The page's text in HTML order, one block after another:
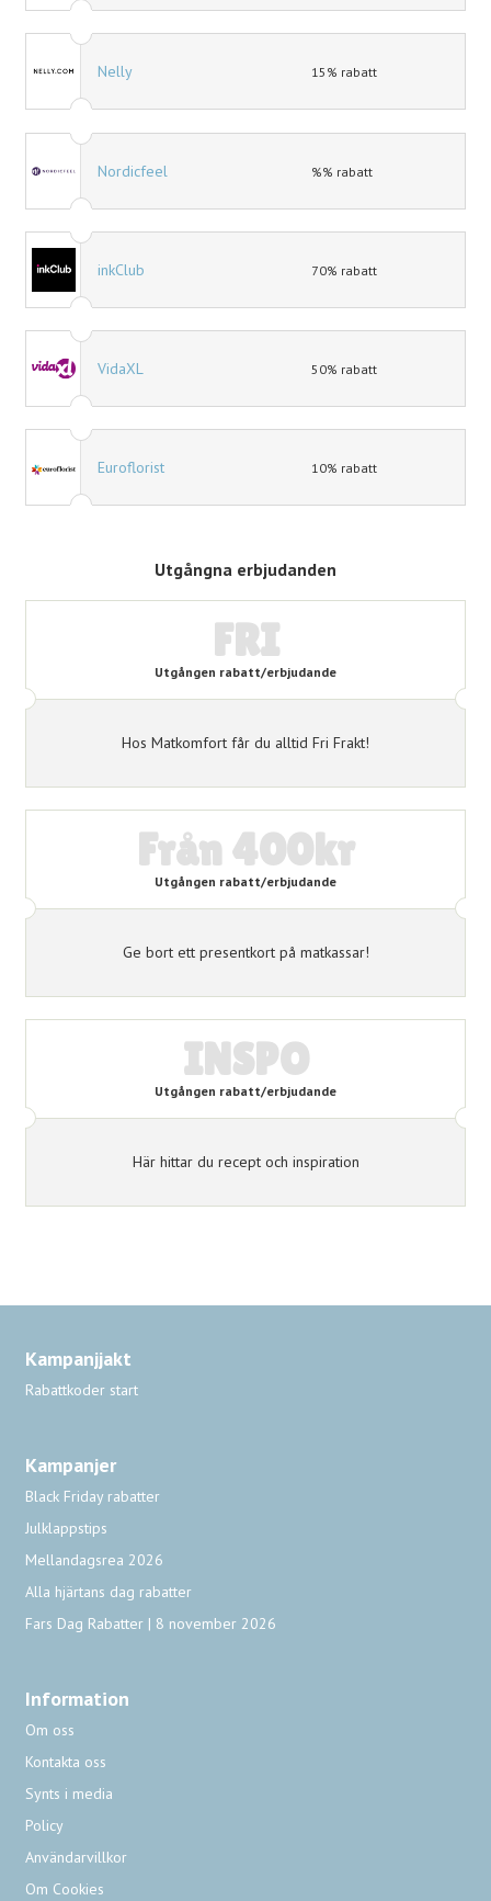
Nelly 15% rabatt
Nordicfeel %% rabatt
inkClub 70% rabatt
VidaXL 50% rabatt
Euroflorist 10% rabatt
Utgångna erbjudanden
FRI
Utgången rabatt/erbjudande
Hos Matkomfort får du alltid Fri Frakt!
Från 400kr
Utgången rabatt/erbjudande
Ge bort ett presentkort på matkassar!
INSPO
Utgången rabatt/erbjudande
Här hittar du recept och inspiration
Kampanjjakt
Rabattkoder start
Kampanjer
Black Friday rabatter
Julklappstips
Mellandagsrea 2026
Alla hjärtans dag rabatter
Fars Dag Rabatter | 8 november 2026
Information
Om oss
Kontakta oss
Synts i media
Policy
Användarvillkor
Om Cookies